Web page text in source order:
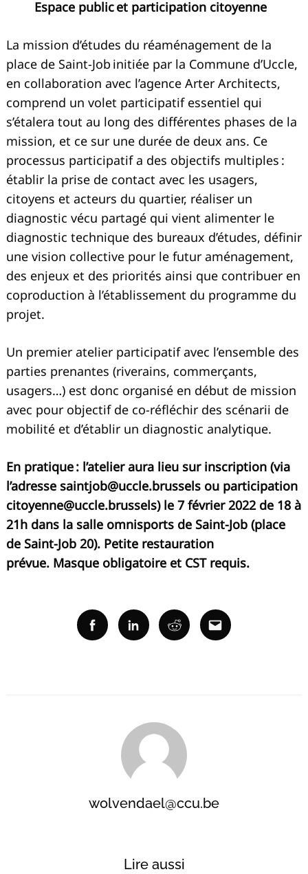
Espace public et participation citoyenne
La mission d’études du réaménagement de la
place de Saint-Job initiée par la Commune d’Uccle,
en collaboration avec l’agence Arter Architects,
comprend un volet participatif essentiel qui
s’étalera tout au long des différentes phases de la
mission, et ce sur une durée de deux ans. Ce
processus participatif a des objectifs multiples :
établir la prise de contact avec les usagers,
citoyens et acteurs du quartier, réaliser un
diagnostic vécu partagé qui vient alimenter le
diagnostic technique des bureaux d’études, définir
une vision collective pour le futur aménagement,
des enjeux et des priorités ainsi que contribuer en
coproduction à l’établissement du programme du
projet.
Un premier atelier participatif avec l’ensemble des
parties prenantes (riverains, commerçants,
usagers…) est donc organisé en début de mission
avec pour objectif de co-réfléchir des scénarii de
mobilité et d’établir un diagnostic analytique.
En pratique : l’atelier aura lieu sur inscription (via
l’adresse saintjob@uccle.brussels ou participation
citoyenne@uccle.brussels) le 7 février 2022 de 18 à
21h dans la salle omnisports de Saint-Job (place
de Saint-Job 20). Petite restauration
prévue. Masque obligatoire et CST requis.
FacebookLinkedinRedditEmail
wolvendael@ccu.be
Lire aussi